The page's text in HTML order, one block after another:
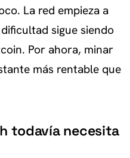
La red empieza a
sigue siendo
Por ahora, minar
más rentable que
todavía necesita